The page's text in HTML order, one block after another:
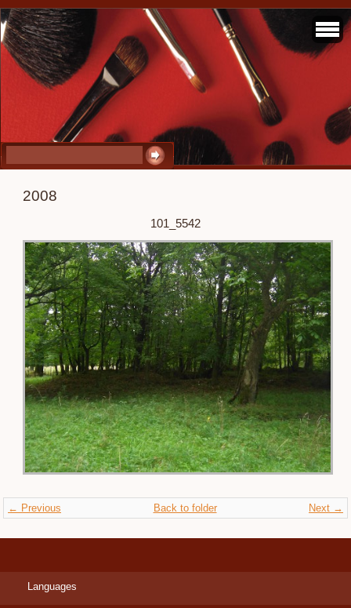
2008
101_5542
← Previous Next →
Back to folder
Languages